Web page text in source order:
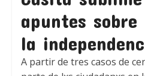
apuntes
la
A partir de tres casos de